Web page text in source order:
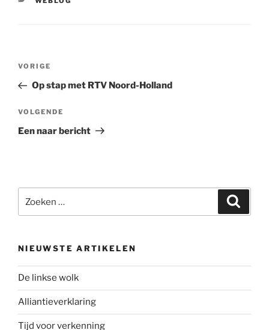
Bericht
Vorig
bericht
VORIGE
Op stap met RTV Noord-Holland
Volgend
bericht
VOLGENDE
Een naar bericht
naar:
NIEUWSTE ARTIKELEN
De linkse wolk
Alliantieverklaring
Tijd voor verkenning